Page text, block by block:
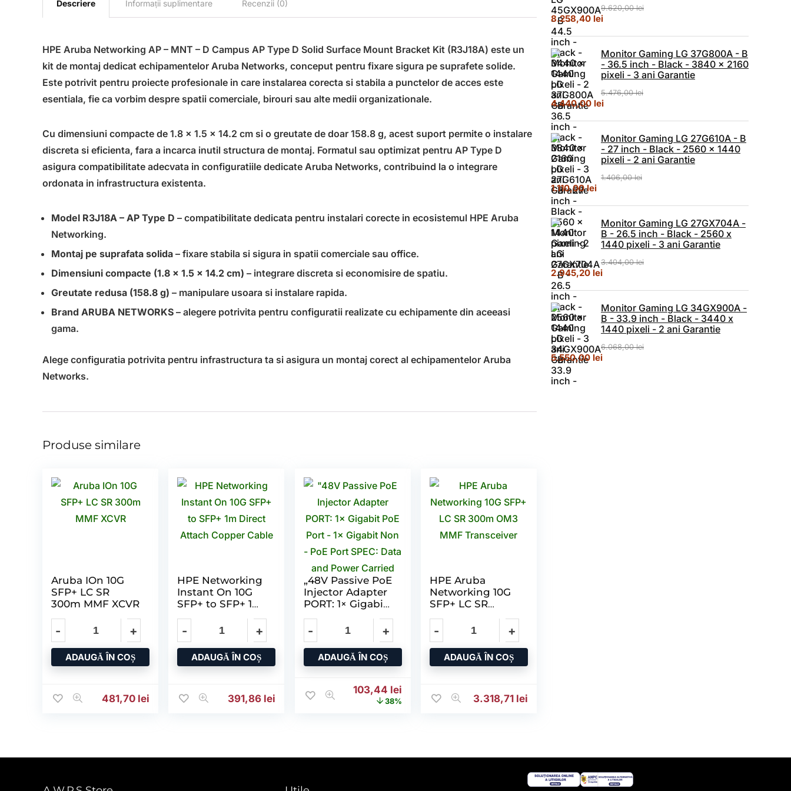
Descriere Informații suplimentare Recenzii (0)
HPE Aruba Networking AP – MNT – D Campus AP Type D Solid Surface Mount Bracket Kit (R3J18A) este un
kit de montaj dedicat echipamentelor Aruba Networks, conceput pentru fixare sigura pe suprafete solide.
Este potrivit pentru proiecte profesionale in care instalarea corecta si stabila a punctelor de acces este
esentiala, fie ca vorbim despre spatii comerciale, birouri sau alte medii organizationale.
Cu dimensiuni compacte de 1.8 x 1.5 x 14.2 cm si o greutate de doar 158.8 g, acest suport permite o instalare
discreta si eficienta, fara a incarca inutil structura de montaj. Formatul sau optimizat pentru AP Type D
asigura compatibilitate adecvata in configuratiile dedicate Aruba Networks, contribuind la o integrare
ordonata in infrastructura existenta.
Model R3J18A – AP Type D – compatibilitate dedicata pentru instalari corecte in ecosistemul HPE Aruba
Networking.
Montaj pe suprafata solida – fixare stabila si sigura in spatii comerciale sau office.
Dimensiuni compacte (1.8 x 1.5 x 14.2 cm) – integrare discreta si economisire de spatiu.
Greutate redusa (158.8 g) – manipulare usoara si instalare rapida.
Brand ARUBA NETWORKS – alegere potrivita pentru configuratii realizate cu echipamente din aceeasi
gama.
Alege configuratia potrivita pentru infrastructura ta si asigura un montaj corect al echipamentelor Aruba
Networks.
Produse similare
Aruba IOn 10G
SFP+ LC SR
300m MMF XCVR
ADAUGĂ ÎN COȘ
481,70 lei
HPE Networking
Instant On 10G
SFP+ to SFP+ 1m
Direct Attach
Copper Cable
ADAUGĂ ÎN COȘ
391,86 lei
„48V Passive PoE
Injector Adapter
PORT: 1× Gigabit
PoE Port – 1×
Gigabit Non –
PoE Port SPEC:
Data and Power
Carried
ADAUGĂ ÎN COȘ
Prețul inițial a fost: 165,76 lei.
103,44 leiPrețul curent este: 103,44 lei.
38%
HPE Aruba
Networking 10G
SFP+ LC SR
300m OM3 MMF
Transceiver
ADAUGĂ ÎN COȘ
3.318,71 lei
9.620,00lei
Prețul inițial a fost: 9.620,00 lei.
8.258,40 leiPrețul curent este: 8.258,40 lei.
Monitor Gaming LG 37G800A - B
- 36.5 inch - Black - 3840 x 2160
pixeli - 3 ani Garantie
5.476,00lei
Prețul inițial a fost: 5.476,00 lei.
4.440,00 leiPrețul curent este: 4.440,00 lei.
Monitor Gaming LG 27G610A - B
- 27 inch - Black - 2560 x 1440
pixeli - 2 ani Garantie
1.406,00lei
Prețul inițial a fost: 1.406,00 lei.
1.110,00leiPrețul curent este: 1.110,00 lei.
Monitor Gaming LG 27GX704A -
B - 26.5 inch - Black - 2560 x
1440 pixeli - 3 ani Garantie
3.404,00lei
Prețul inițial a fost: 3.404,00 lei.
2.945,20 leiPrețul curent este: 2.945,20 lei.
Monitor Gaming LG 34GX900A -
B - 33.9 inch - Black - 3440 x
1440 pixeli - 2 ani Garantie
6.068,00lei
Prețul inițial a fost: 6.068,00 lei.
5.550,00 leiPrețul curent este: 5.550,00 lei.